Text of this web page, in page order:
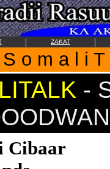
| ZAKAT |
o m a l i
-
Cibaar